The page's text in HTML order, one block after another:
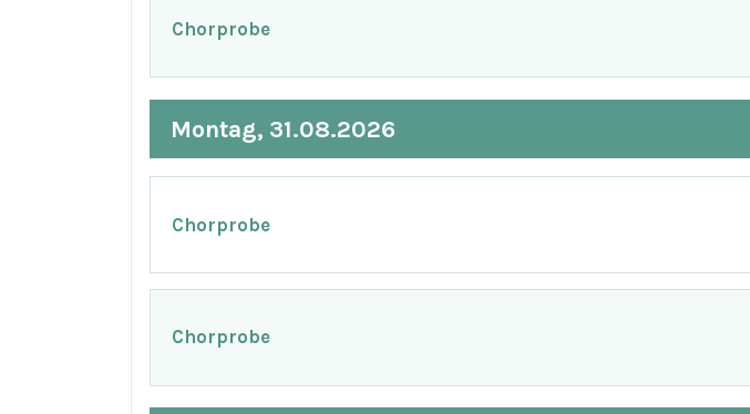
Chorprobe
Montag, 31.08.2026
Chorprobe
Chorprobe